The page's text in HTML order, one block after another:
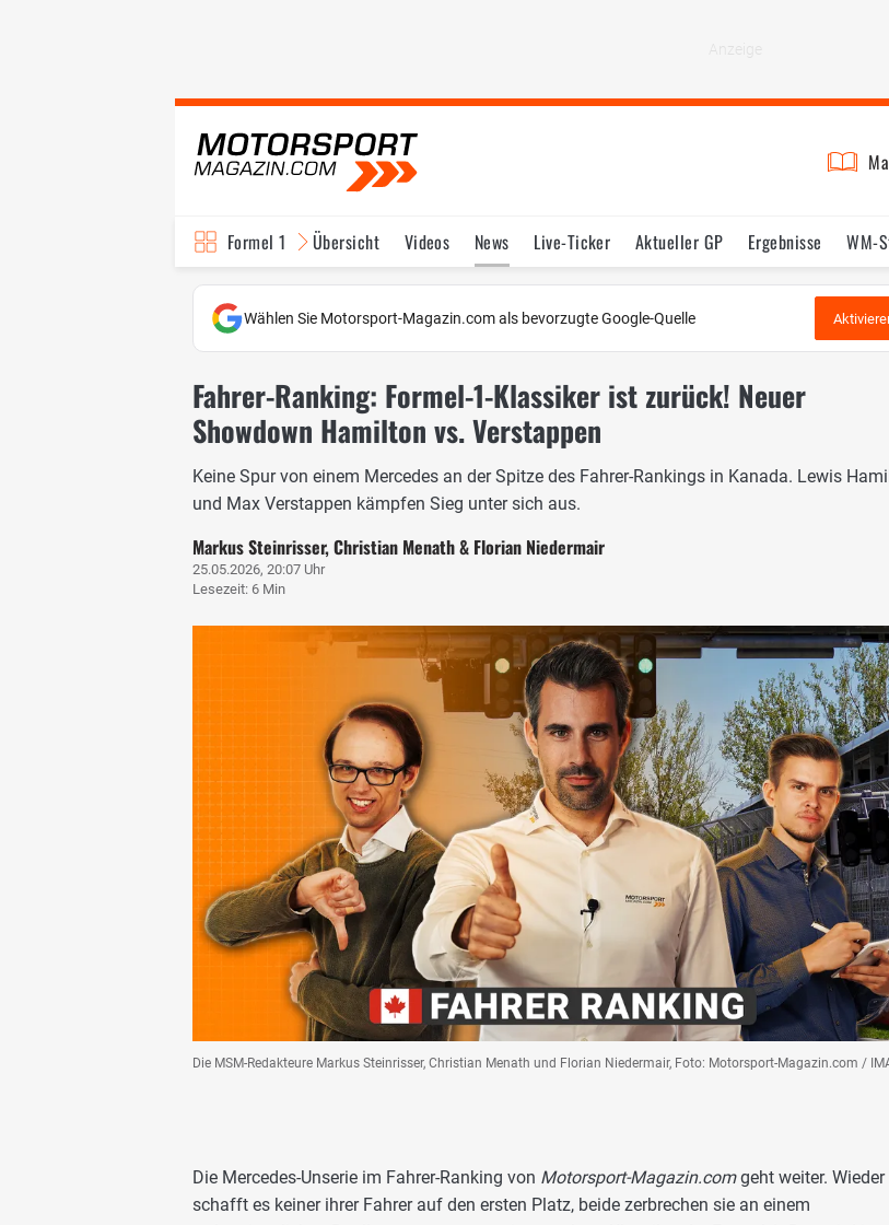
Formel 1 Übersicht Videos News Live-Ticker Aktueller GP Ergebnisse WM-
Fahrer & Teams
Bilder Termine Statistik Testfahrten Reglement
Wählen Sie Motorsport-Magazin.com als bevorzugte Google-Quelle
Fahrer-Ranking: Formel-1-Klassiker ist zurück! Neuer
Showdown Hamilton vs. Verstappen
Keine Spur von einem Mercedes an der Spitze des Fahrer-Rankings in Kanada. Lewis
und Max Verstappen kämpfen Sieg unter sich aus.
Markus Steinrisser, Christian Menath & Florian Niedermair
25.05.2026, 20:07 Uhr
Lesezeit: 6 Min
Die MSM-Redakteure Markus Steinrisser, Christian Menath und Florian Niedermair, Foto: Motorsport-Magazin.com /
Die Mercedes-Unserie im Fahrer-Ranking von Motorsport-Magazin.comgeht weiter. Wieder
schafft es keiner ihrer Fahrer auf den ersten Platz, beide zerbrechen sie an einem